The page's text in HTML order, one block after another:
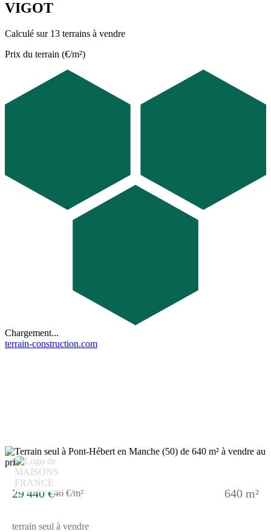
VIGOT
Calculé sur 13 terrains à vendre
Prix du terrain (€/m²)
Chargement...
terrain-construction.com
29 440 €46 €/m² 640 m²
terrain seul à vendre